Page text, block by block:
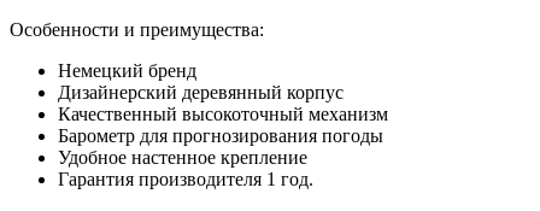
Особенности и преимущества:
Немецкий бренд
Дизайнерский деревянный корпус
Качественный высокоточный механизм
Барометр для прогнозирования погоды
Удобное настенное крепление
Гарантия производителя 1 год.